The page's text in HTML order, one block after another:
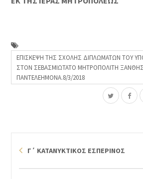
ΕΠΙΣΚΕΨΗ ΤΗΣ ΣΧΟΛΗΣ ΔΙΠΛΩΜΑΤΩΝ ΤΟΥ
ΣΤΟΝ ΣΕΒΑΣΜΙΩΤΑΤΟ ΜΗΤΡΟΠΟΛΙΤΗ
ΠΑΝΤΕΛΕΗΜΟΝΑ.8/3/2018
Γ΄ ΚΑΤΑΝΥΚΤΙΚΟΣ ΕΣΠΕΡΙΝΟΣ